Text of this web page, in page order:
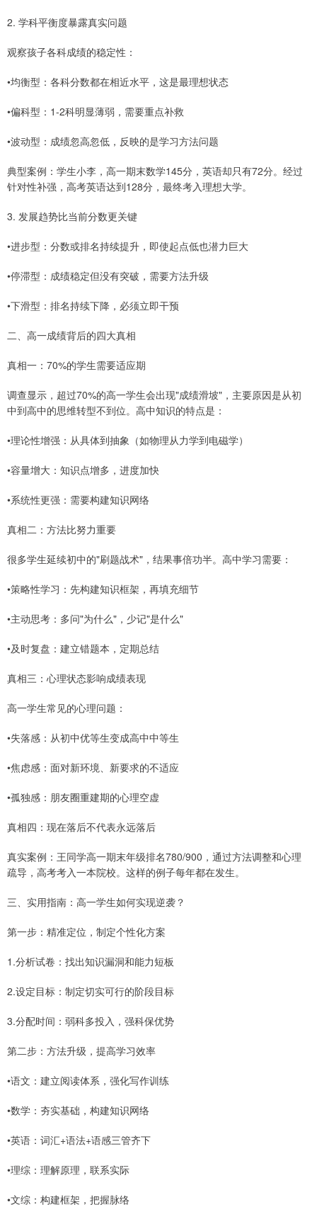
2. 学科平衡度暴露真实问题
观察孩子各科成绩的稳定性：
•均衡型：各科分数都在相近水平，这是最理想状态
•偏科型：1-2科明显薄弱，需要重点补救
•波动型：成绩忽高忽低，反映的是学习方法问题
典型案例：学生小李，高一期末数学145分，英语却只有72分。经过
针对性补强，高考英语达到128分，最终考入理想大学。
3. 发展趋势比当前分数更关键
•进步型：分数或排名持续提升，即使起点低也潜力巨大
•停滞型：成绩稳定但没有突破，需要方法升级
•下滑型：排名持续下降，必须立即干预
二、高一成绩背后的四大真相
真相一：70%的学生需要适应期
调查显示，超过70%的高一学生会出现"成绩滑坡"，主要原因是从初
中到高中的思维转型不到位。高中知识的特点是：
•理论性增强：从具体到抽象（如物理从力学到电磁学）
•容量增大：知识点增多，进度加快
•系统性更强：需要构建知识网络
真相二：方法比努力重要
很多学生延续初中的"刷题战术"，结果事倍功半。高中学习需要：
•策略性学习：先构建知识框架，再填充细节
•主动思考：多问"为什么"，少记"是什么"
•及时复盘：建立错题本，定期总结
真相三：心理状态影响成绩表现
高一学生常见的心理问题：
•失落感：从初中优等生变成高中中等生
•焦虑感：面对新环境、新要求的不适应
•孤独感：朋友圈重建期的心理空虚
真相四：现在落后不代表永远落后
真实案例：王同学高一期末年级排名780/900，通过方法调整和心理
疏导，高考考入一本院校。这样的例子每年都在发生。
三、实用指南：高一学生如何实现逆袭？
第一步：精准定位，制定个性化方案
1.分析试卷：找出知识漏洞和能力短板
2.设定目标：制定切实可行的阶段目标
3.分配时间：弱科多投入，强科保优势
第二步：方法升级，提高学习效率
•语文：建立阅读体系，强化写作训练
•数学：夯实基础，构建知识网络
•英语：词汇+语法+语感三管齐下
•理综：理解原理，联系实际
•文综：构建框架，把握脉络